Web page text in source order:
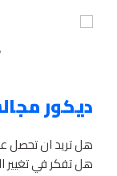
ديكور
هل تريد ان تحصل
هل تفكر في تغيير